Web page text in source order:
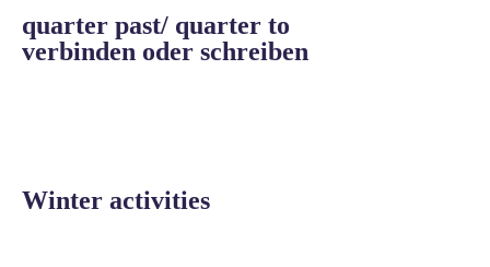
quarter past/ quarter to
verbinden oder schreiben
Winter activities